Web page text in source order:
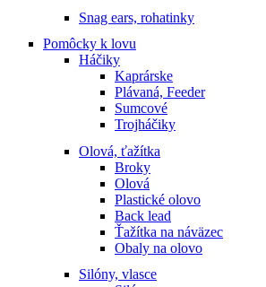
Snag ears, rohatinky
Pomôcky k lovu
Háčiky
Kaprárske
Plávaná, Feeder
Sumcové
Trojháčiky
Olová, ťažítka
Broky
Olová
Plastické olovo
Back lead
Ťažítka na náväzec
Obaly na olovo
Silóny, vlasce